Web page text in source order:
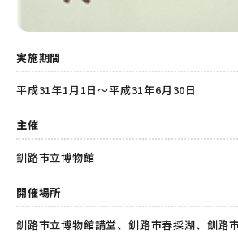
実施期間
平成31年1月1日～平成31年6月30日
主催
釧路市立博物館
開催場所
釧路市立博物館講堂、釧路市春採湖、釧路